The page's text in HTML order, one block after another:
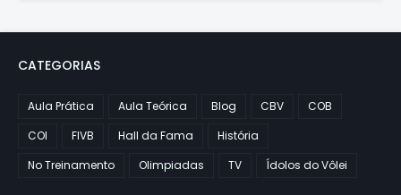
CATEGORIAS
Aula Prática Aula Teórica Blog CBV
COB
COI
FIVB Hall da Fama
História
No Treinamento
Olimpiadas TV Ídolos do Vôlei